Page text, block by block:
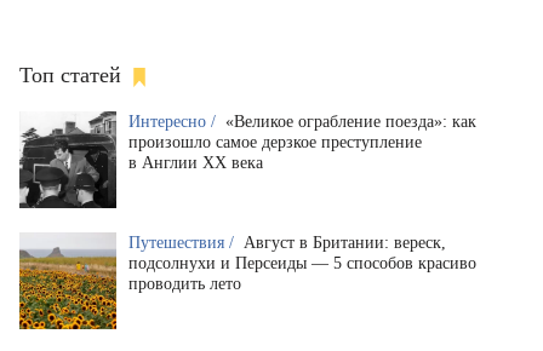
Топ статей
Интересно / «Великое ограбление поезда»: как
произошло самое дерзкое преступление
в Англии XX века
Путешествия / Август в Британии: вереск,
подсолнухи и Персеиды — 5 способов красиво
проводить лето